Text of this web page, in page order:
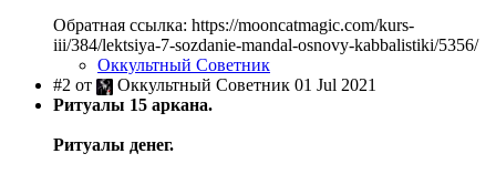
Обратная ссылка: https://mooncatmagic.com/kurs-
iii/384/lektsiya-7-sozdanie-mandal-osnovy-kabbalistiki/5356/
Оккультный Советник
#2 от
Оккультный Советник 01 Jul 2021
Ритуалы 15 аркана.
Ритуалы денег.